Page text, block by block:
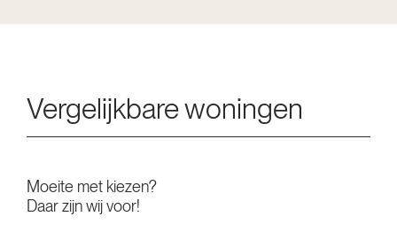
Vergelijkbare woningen
Moeite met kiezen?
Daar zijn wij voor!